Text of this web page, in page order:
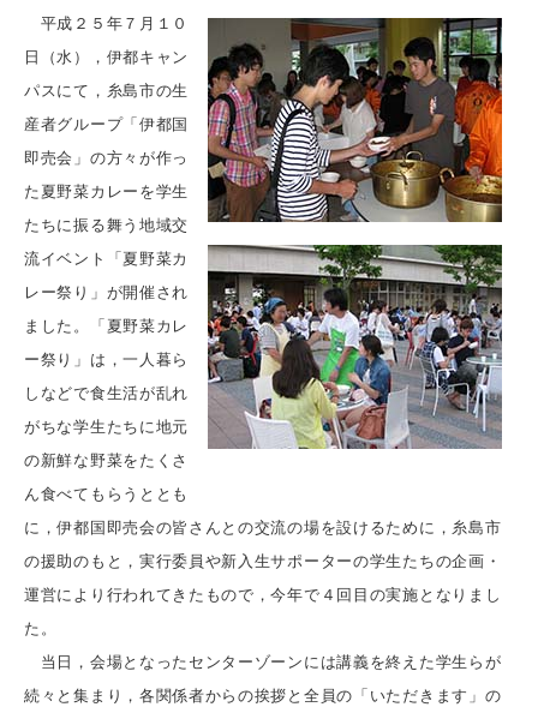
平成２５年７月１０
日（水），伊都キャン
パスにて，糸島市の生
産者グループ「伊都国
即売会」の方々が作っ
た夏野菜カレーを学生
たちに振る舞う地域交
流イベント「夏野菜カ
レー祭り」が開催され
ました。「夏野菜カレ
ー祭り」は，一人暮ら
しなどで食生活が乱れ
がちな学生たちに地元
の新鮮な野菜をたくさ
ん食べてもらうととも
に，伊都国即売会の皆さんとの交流の場を設けるために，糸島市
の援助のもと，実行委員や新入生サポーターの学生たちの企画・
運営により行われてきたもので，今年で４回目の実施となりまし
た。
当日，会場となったセンターゾーンには講義を終えた学生らが
続々と集まり，各関係者からの挨拶と全員の「いただきます」の